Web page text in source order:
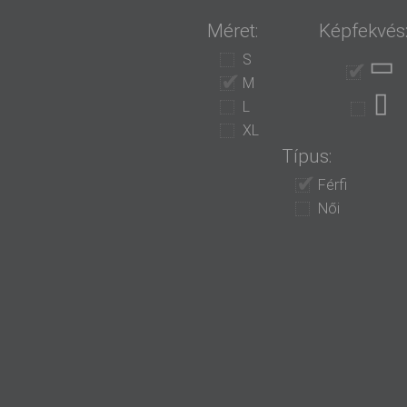
Méret:
S
M
L
XL
Képfekvés:
▭
▯
Típus:
Férfi
Női